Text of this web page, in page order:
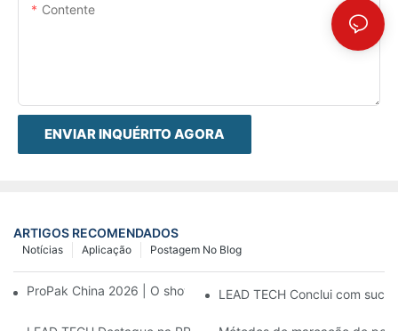
Contente
ENVIAR INQUÉRITO AGORA
ARTIGOS RECOMENDADOS
Postagem No Blog
Aplicação
Notícias
ProPak China 2026 | O show termina, nosso serviço não.
LEAD TECH Conclui com